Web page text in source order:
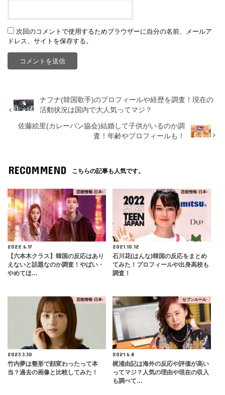
次回のコメントで使用するためブラウザーに自分の名前、メールア
ドレス、サイトを保存する。
ナフナ(韓国歌手)のプロフィールや経歴を調査！現在の
活動状況は国内で大人気ってマジ？
佐藤絵里(カレーパン協会)結婚して子供がいるのか調
査！年齢やプロフィールも！
RECOMMEND こちらの記事も人気です。
芸能情報-日本-
2022.6.17
【六本木クラス】韓国の反応はあり
えないと話題なのか調査！やばい・
やめてほ…
芸能情報-日本-
2021.10.12
石川花(はんな)韓国の反応をまとめ
てみた！プロフィールや出身高校も
調査！
芸能情報-日本-
2023.3.30
竹内夢は整形で顔変わったって本
当？過去の画像と比較してみた！
セブンルール
2021.6.8
梶浦由記は海外の反応や評価が高い
ってマジ？人気の理由や現在の収入
も調べて…